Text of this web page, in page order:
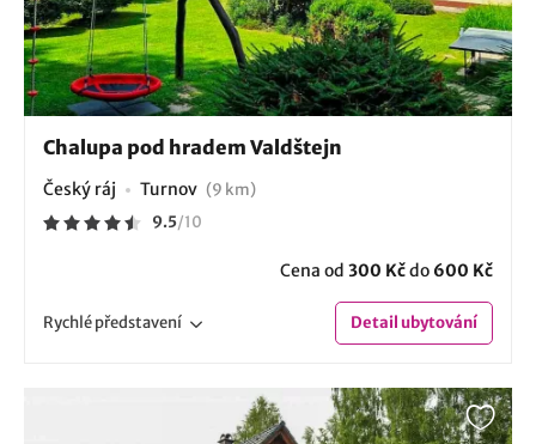
Chalupa pod hradem Valdštejn
Český ráj Turnov (9 km)
9.5/10
Cena od 300 Kčdo 600 Kč
Rychlépředstavení Detailubytování